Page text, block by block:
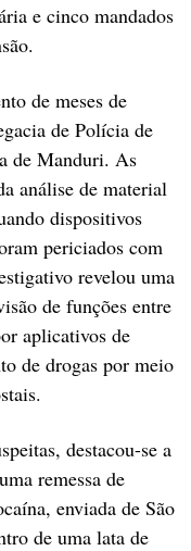
e cinco mandados
de meses de
de Polícia de
de Manduri. As
análise de material
dispositivos
periciados com
revelou uma
de funções entre
aplicativos de
de drogas por meio
destacou-se a
remessa de
enviada de São
de uma lata de